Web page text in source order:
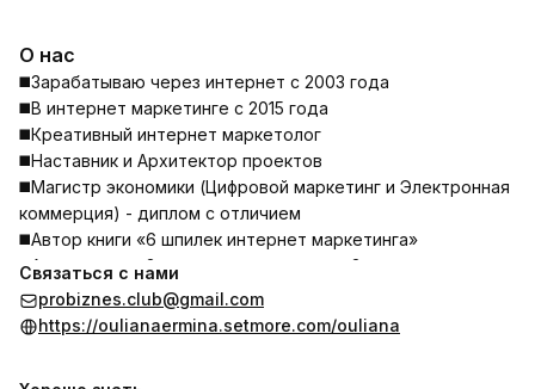
О нас
◼️Зарабатываю через интернет с 2003 года
◼️В интернет маркетинге с 2015 года
◼️Креативный интернет маркетолог
◼️Наставник и Архитектор проектов
◼️Магистр экономики (Цифровой маркетинг и Электронная
коммерция) - диплом с отличием
◼️Автор книги «6 шпилек интернет маркетинга»
◼️Автор книги «За гранью привычного - Записки из
состояния Перехода»
◼️Автор и ведущая трека «Путь Души»
Связаться с нами
probiznes.club@gmail.com
https://oulianaermina.setmore.com/ouliana